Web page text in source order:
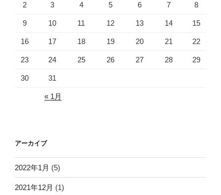
2 3 4 5 6 7 8
9 10 11 12 13 14 15
16 17 18 19 20 21 22
23 24 25 26 27 28 29
30 31
« 1月
アーカイブ
2022年1月 (5)
2021年12月 (1)